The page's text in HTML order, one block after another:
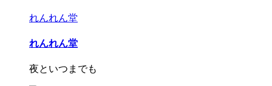
れんれん堂
れんれん堂
夜といつまでも